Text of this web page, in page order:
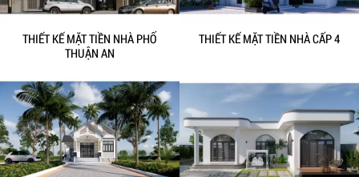
THIẾT KẾ MẶT TIỀN NHÀ PHỐ
THUẬN AN
THIẾT KẾ MẶT TIỀN NHÀ CẤP 4